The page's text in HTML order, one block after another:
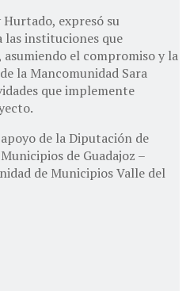
expresó su
las instituciones que
el compromiso y la
la Mancomunidad Sara
que implemente
de la Diputación de
de Guadajoz –
de Municipios Valle del